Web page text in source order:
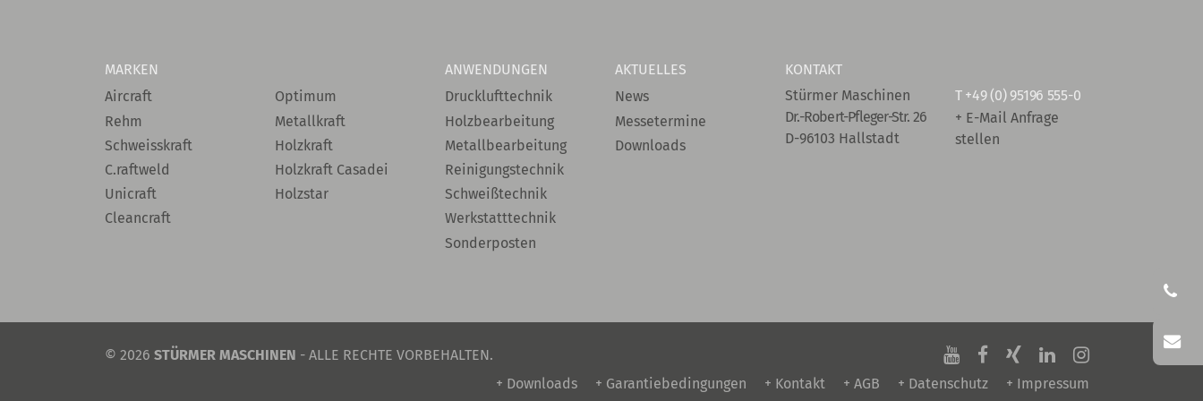
MARKEN
Aircraft
Rehm
Schweisskraft
C.raftweld
Unicraft
Cleancraft
Optimum
Metallkraft
Holzkraft
Holzkraft Casadei
Holzstar
ANWENDUNGEN
Drucklufttechnik
Holzbearbeitung
Metallbearbeitung
Reinigungstechnik
Schweißtechnik
Werkstatttechnik
Sonderposten
AKTUELLES
News
Messetermine
Downloads
KONTAKT
Stürmer Maschinen
Dr.-Robert-Pfleger-Str. 26
D-96103 Hallstadt
T +49 (0) 95196 555-0
+ E-Mail Anfrage
stellen
© 2026 STÜRMER MASCHINEN - ALLE RECHTE VORBEHALTEN.
+ Downloads
+ Garantiebedingungen + Kontakt + AGB + Datenschutz + Impressum